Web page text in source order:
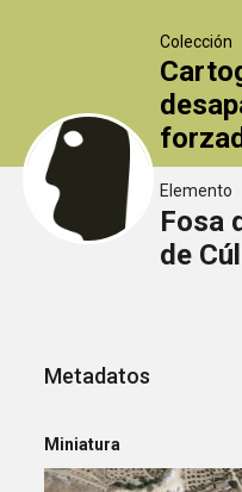
Colección
Elemento
Fosa
de
Metadatos
Miniatura